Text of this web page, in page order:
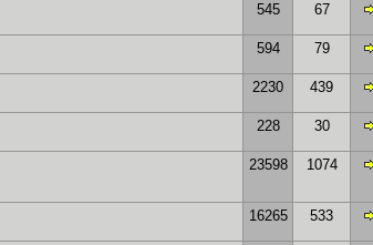
545 67
594 79
2230 439
228 30
23598 1074
16265 533